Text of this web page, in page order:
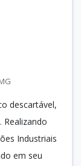
descartável,
Realizando
Industriais
em seu